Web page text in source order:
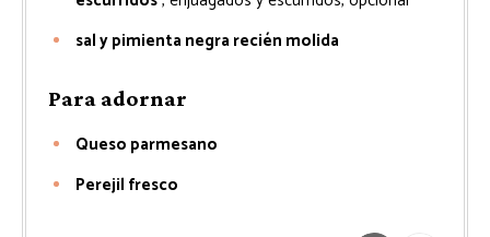
sal y pimienta negra recién molida
Para adornar
Queso parmesano
Perejil fresco